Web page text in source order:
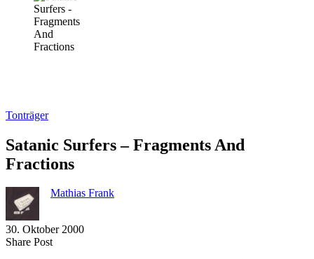
Tonträger
Satanic Surfers – Fragments And
Fractions
Mathias Frank
30. Oktober 2000
Share PostShare
Copy
Send